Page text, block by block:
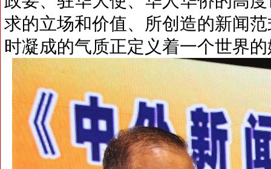
求的立场和价值、所创造的新闻
时凝成的气质正定义着一个世界